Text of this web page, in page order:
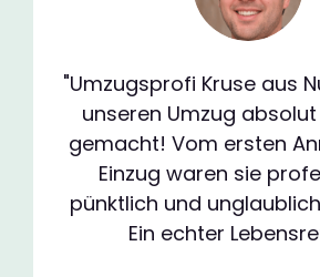
"Umzugsprofi Kruse aus
unseren Umzug
gemacht! Vom ersten
Einzug waren sie
pünktlich und
Ein echter